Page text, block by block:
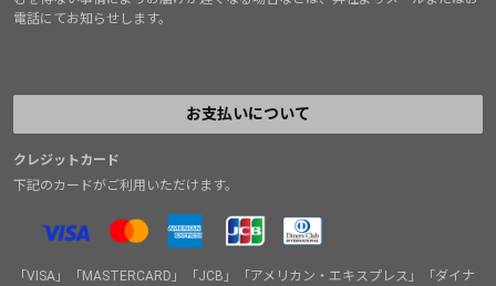
電話にてお知らせします。
お支払いについて
クレジットカード
下記のカードがご利用いただけます。
「VISA」「MASTERCARD」「JCB」「アメリカン・エキスプレス」「ダイナ